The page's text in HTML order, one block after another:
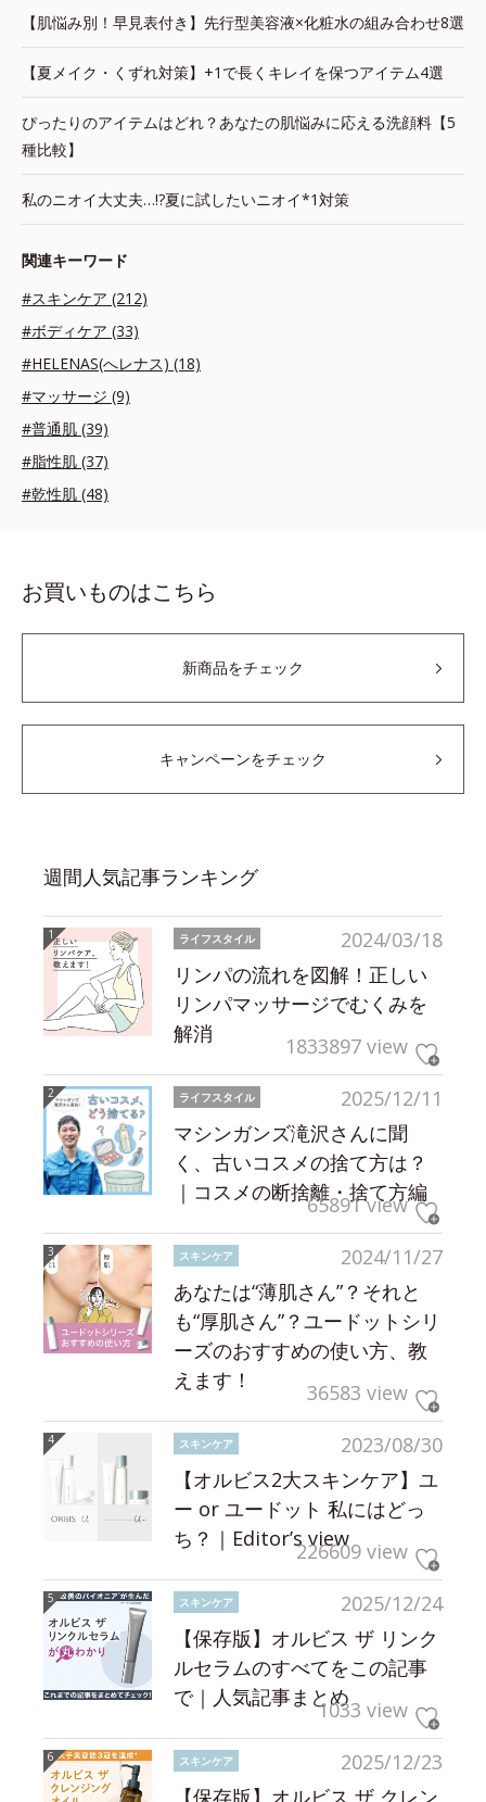
【肌悩み別！早見表付き】先行型美容液×化粧水の組み合わせ8選
【夏メイク・くずれ対策】+1で長くキレイを保つアイテム4選
ぴったりのアイテムはどれ？あなたの肌悩みに応える洗顔料【5
種比較】
私のニオイ大丈夫…!?夏に試したいニオイ*1対策
関連キーワード
#スキンケア (212)
#ボディケア (33)
#HELENAS(へレナス) (18)
#マッサージ (9)
#普通肌 (39)
#脂性肌 (37)
#乾性肌 (48)
お買いものはこちら
新商品をチェック
キャンペーンをチェック
週間人気記事ランキング
2024/03/18
ライフスタイル
リンパの流れを図解！正しい
リンパマッサージでむくみを
解消
1833897 view
2025/12/11
ライフスタイル
マシンガンズ滝沢さんに聞
く、古いコスメの捨て方は？
｜コスメの断捨離・捨て方編
65891 view
2024/11/27
スキンケア
あなたは“薄肌さん”？それと
も“厚肌さん”？ユードットシリ
ーズのおすすめの使い方、教
えます！
36583 view
2023/08/30
スキンケア
【オルビス2大スキンケア】ユ
ー or ユードット 私にはどっ
ち？｜Editor’s view226609 view
2025/12/24
スキンケア
【保存版】オルビス ザ リンク
ルセラムのすべてをこの記事
で｜人気記事まとめ1033 view
2025/12/23
スキンケア
【保存版】オルビス ザ クレン